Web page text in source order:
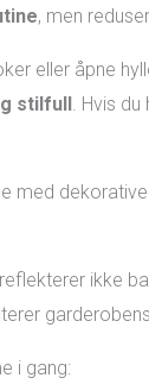
, men
eller åpne
stilfull. Hvis du
med
ikke
i gang: